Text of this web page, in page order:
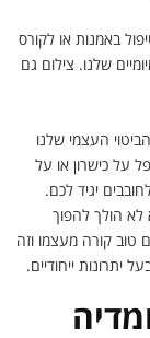
באמנות או לקורס
שלנו. צילום גם
העצמי שלנו
על כישרון או על
יגיד לכם.
לא הולך להפוך
טוב קורה מעצמו וזה
יתרונות ייחודיים.